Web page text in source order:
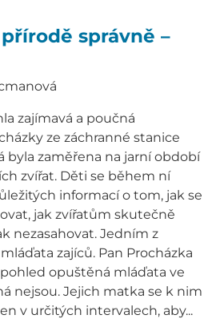
správně –
zajímavá a poučná
ze záchranné stanice
byla zaměřena na jarní období
zvířat. Děti se během ní
informací o tom, jak se
jak zvířatům skutečně
nezasahovat. Jedním z
zajíců. Pan Procházka
opuštěná mláďata ve
nejsou. Jejich matka se k nim
v určitých intervalech, aby...